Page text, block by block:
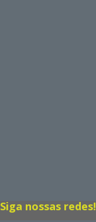
Siga nossas redes!